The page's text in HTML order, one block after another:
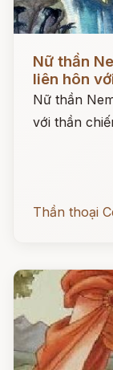
Nữ thần
liên hôn
Nữ thần
với thần
Thần thoại